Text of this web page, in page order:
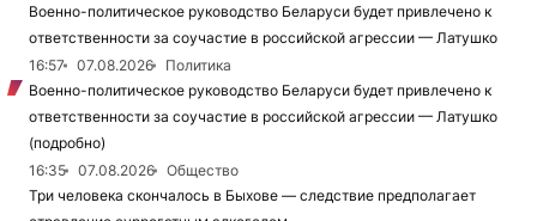
Военно-политическое руководство Беларуси будет привлечено к
ответственности за соучастие в российской агрессии — Латушко
16:57
07.08.2026
Политика
Военно-политическое руководство Беларуси будет привлечено к
ответственности за соучастие в российской агрессии — Латушко
(подробно)
16:35
07.08.2026
Общество
Три человека скончалось в Быхове — следствие предполагает